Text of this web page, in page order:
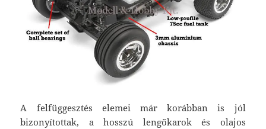
A felfüggesztés elemei már korábban is jól
bizonyítottak, a hosszú lengőkarok és olajos